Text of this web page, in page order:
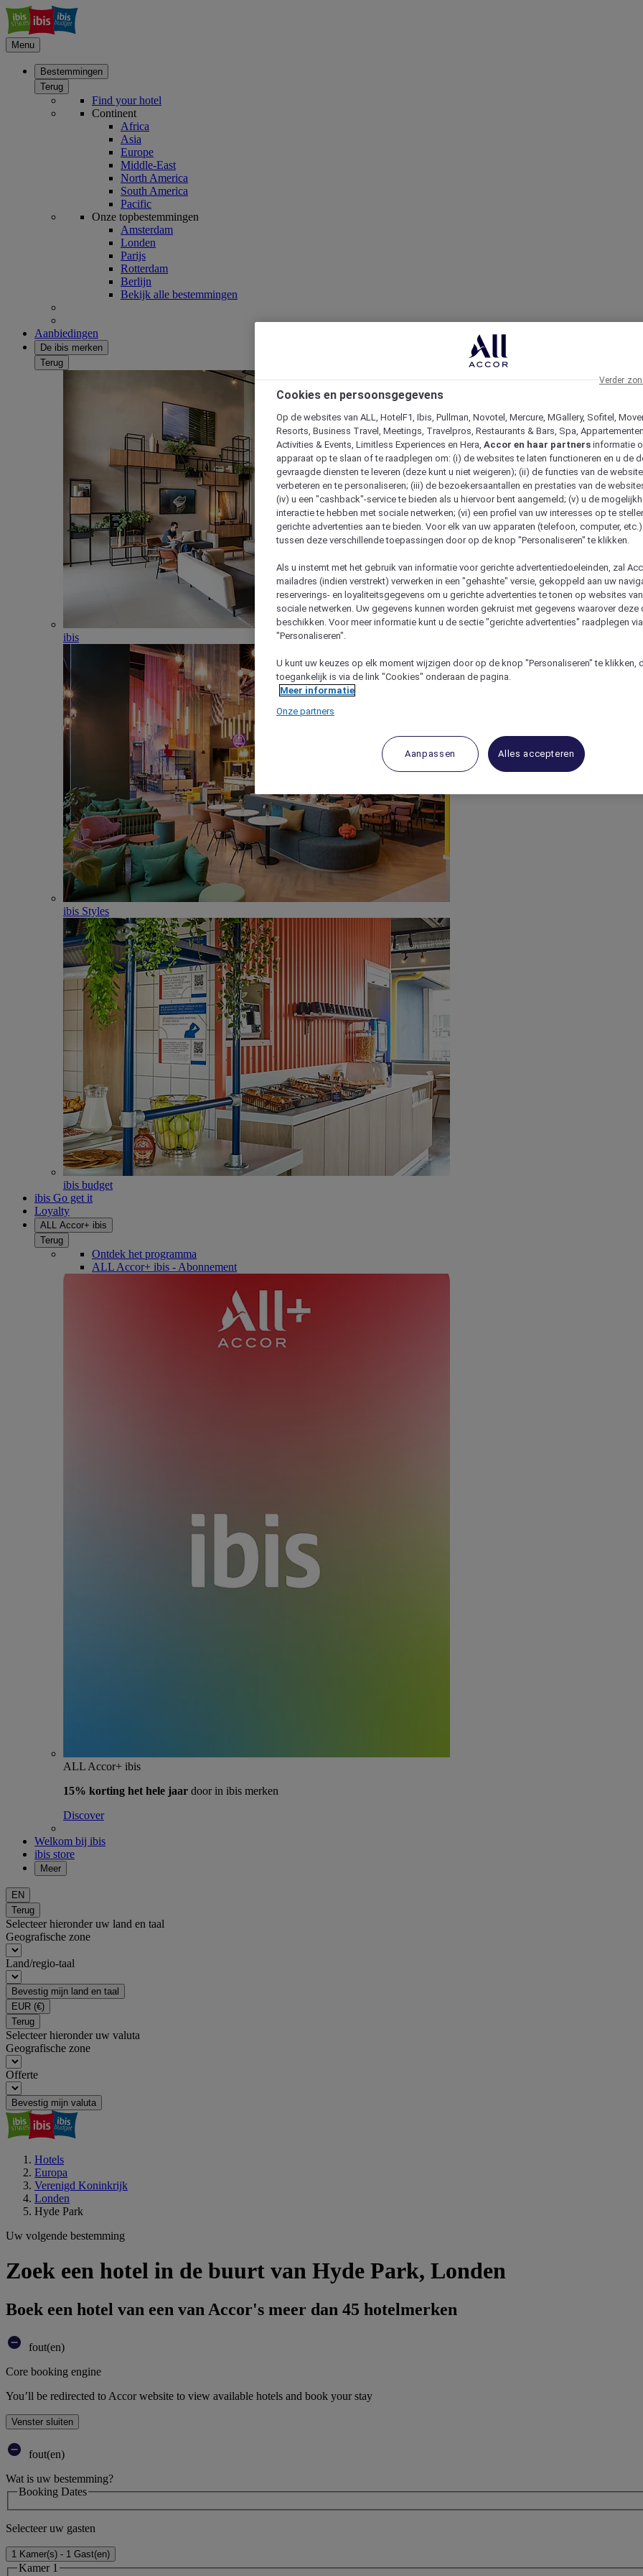
Menu
Bestemmingen
Terug
Find your hotel
Continent
Africa
Asia
Europe
Middle-East
North America
South America
Pacific
Onze topbestemmingen
Amsterdam
Londen
Parijs
Rotterdam
Berlijn
Bekijk alle bestemmingen
Aanbiedingen
De ibis merken
Terug
ibis
ibis Styles
ibis budget
ibis Go get it
Loyalty
ALL Accor+ ibis
Terug
Ontdek het programma
ALL Accor+ ibis - Abonnement
ALL Accor+ ibis
15% korting het hele jaar door in ibis merken
Discover
Welkom bij ibis
ibis store
Meer
EN
Terug
Selecteer hieronder uw land en taal
Geografische zone
Land/regio-taal
Bevestig mijn land en taal
EUR (€)
Terug
Selecteer hieronder uw valuta
Geografische zone
Offerte
Bevestig mijn valuta
Hotels
Europa
Verenigd Koninkrijk
Londen
Hyde Park
Uw volgende bestemming
Zoek een hotel in de buurt van Hyde Park, Londen
Boek een hotel van een van Accor's meer dan 45 hotelmerken
fout(en)
Core booking engine
You’ll be redirected to Accor website to view available hotels and book your stay
Venster sluiten
fout(en)
Wat is uw bestemming?
Booking Dates
Selecteer uw gasten
1 Kamer(s) - 1 Gast(en)
Kamer 1
Cookies en persoonsgegevens
Op de websites van ALL, HotelF1, Ibis, Pullman, Novotel, Mercure, MGallery, Sofitel,
Resorts, Business Travel, Meetings, Travelpros, Restaurants & Bars, Spa,
Activities & Events, Limitless Experiences en Hera, Accor en haar partners informatie
apparaat op te slaan of te raadplegen om: (i) de websites te laten functioneren en u de
gevraagde diensten te leveren (deze kunt u niet weigeren); (ii) de functies van de
verbeteren en te personaliseren; (iii) de bezoekersaantallen en prestaties van de
(iv) u een "cashback"-service te bieden als u hiervoor bent aangemeld; (v) u de
interactie te hebben met sociale netwerken; (vi) een profiel van uw interesses op te
gerichte advertenties aan te bieden. Voor elk van uw apparaten (telefoon, computer,
tussen deze verschillende toepassingen door op de knop "Personaliseren" te klikken.
Als u instemt met het gebruik van informatie voor gerichte advertentiedoeleinden, zal
mailadres (indien verstrekt) verwerken in een "gehashte" versie, gekoppeld aan uw
reserverings- en loyaliteitsgegevens om u gerichte advertenties te tonen op websites
sociale netwerken. Uw gegevens kunnen worden gekruist met gegevens waarover deze
beschikken. Voor meer informatie kunt u de sectie "gerichte advertenties" raadplegen
"Personaliseren".
U kunt uw keuzes op elk moment wijzigen door op de knop "Personaliseren" te klikken,
toegankelijk is via de link "Cookies" onderaan de pagina.
Meer informatie
Onze partners
Aanpassen Alles accepteren
Verder